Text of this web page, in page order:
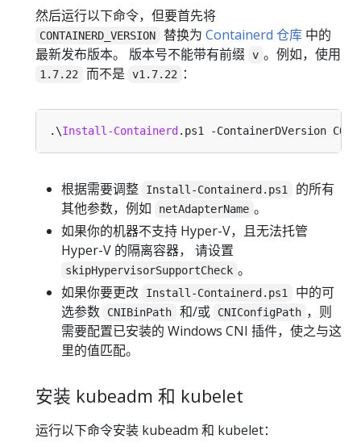
然后运行以下命令，但要首先将
CONTAINERD_VERSION 替换为 Containerd 仓库中的
最新发布版本。 版本号不能带有前缀
v 。例如，使用
1.7.22 而不是 v1.7.22 ：
.\Install-Containerd
根据需要调整 Install-Containerd.ps1
的所有
其他参数，例如
netAdapterName 。
如果你的机器不支持 Hyper-V，且无法托管
Hyper-V 的隔离容器， 请设置
skipHypervisorSupportCheck 。
如果你要更改
Install-Containerd.ps1
中的可
选参数
CNIBinPath 和/或 CNIConfigPath ，则
需要配置已安装的 Windows CNI 插件，使之与这
里的值匹配。
安装 kubeadm 和 kubelet
运行以下命令安装 kubeadm 和 kubelet：